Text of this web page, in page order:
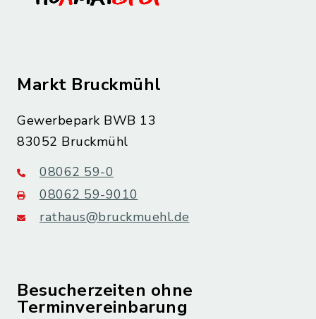
Markt Bruckmühl
Gewerbepark BWB 13
83052 Bruckmühl
08062 59-0
08062 59-9010
rathaus@bruckmuehl.de
Besucherzeiten ohne
Terminvereinbarung